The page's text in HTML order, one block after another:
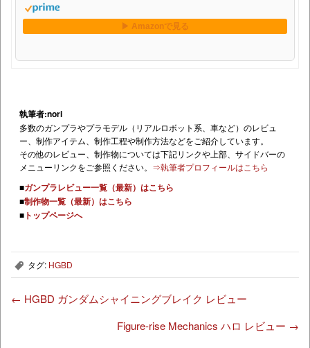
執筆者:nori
多数のガンプラやプラモデル（リアルロボット系、車など）のレビュ
ー、制作アイテム、制作工程や制作方法などをご紹介しています。
その他のレビュー、制作物については下記リンクや上部、サイドバーの
メニューリンクをご参照ください。 ⇒執筆者プロフィールはこちら
■ガンプラレビュー一覧（最新）はこちら
■制作物一覧（最新）はこちら
■ トップページへ
, タグ: HGBD
← HGBD ガンダムシャイニングブレイク レビュー
Figure-rise Mechanics ハロ レビュー →